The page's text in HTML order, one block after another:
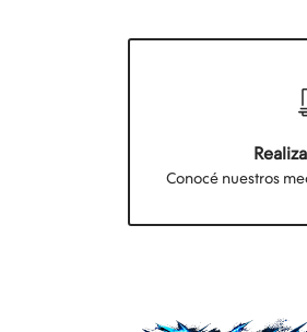
Conocé nuestros